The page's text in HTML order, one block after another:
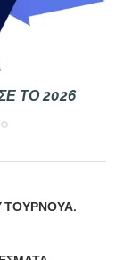
ΤΟ 2026
ΤΟΥΡΝΟΥΆ.